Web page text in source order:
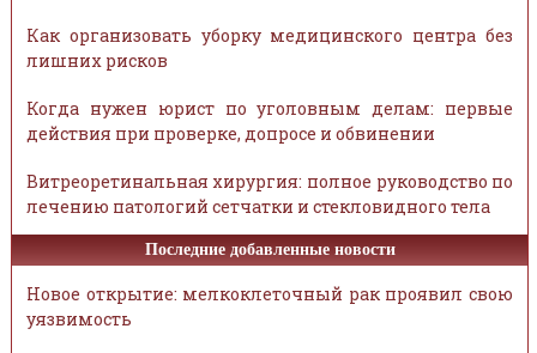
Как организовать уборку медицинского центра без
лишних рисков
Когда нужен юрист по уголовным делам: первые
действия при проверке, допросе и обвинении
Витреоретинальная хирургия: полное руководство по
лечению патологий сетчатки и стекловидного тела
Последние добавленные новости
Новое открытие: мелкоклеточный рак проявил свою
уязвимость